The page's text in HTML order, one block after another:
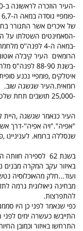
-העיר הוזכרה לראשונה ב-310 לפנה"ס,צי רומי נחת בנמלה של העיר.
של איכרים אשר התגורר
-הסאמינטים השטלתו על העיר במאה ה-5
-במאה ה-4
הרומאים העיר קיבלה
-בשנת 88-90
איטלקים ,פומפיי נכנע
רומאית.העיר שגשגה שוב.
-25,000 תושבים תחת שלטון הרומאי.
העיר כנאמר שגשגה ,היית
"אפיה"."ויה אפיה"-דרך
שנסללה ברומא.
בשנת 62 לספירה
באיזור עקב המקרה מבנים
ועוד...חלק מהאוכלוסיה
מבחינה גיאולוגית גרמה
להתפרצות.
כפי שנאמר לפני כן היו
התייבשו כעשרה ימים
התרחשו באיזור וכמובן